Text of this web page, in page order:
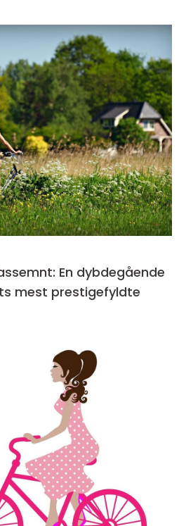
En dybdegående
mest prestigefyldte